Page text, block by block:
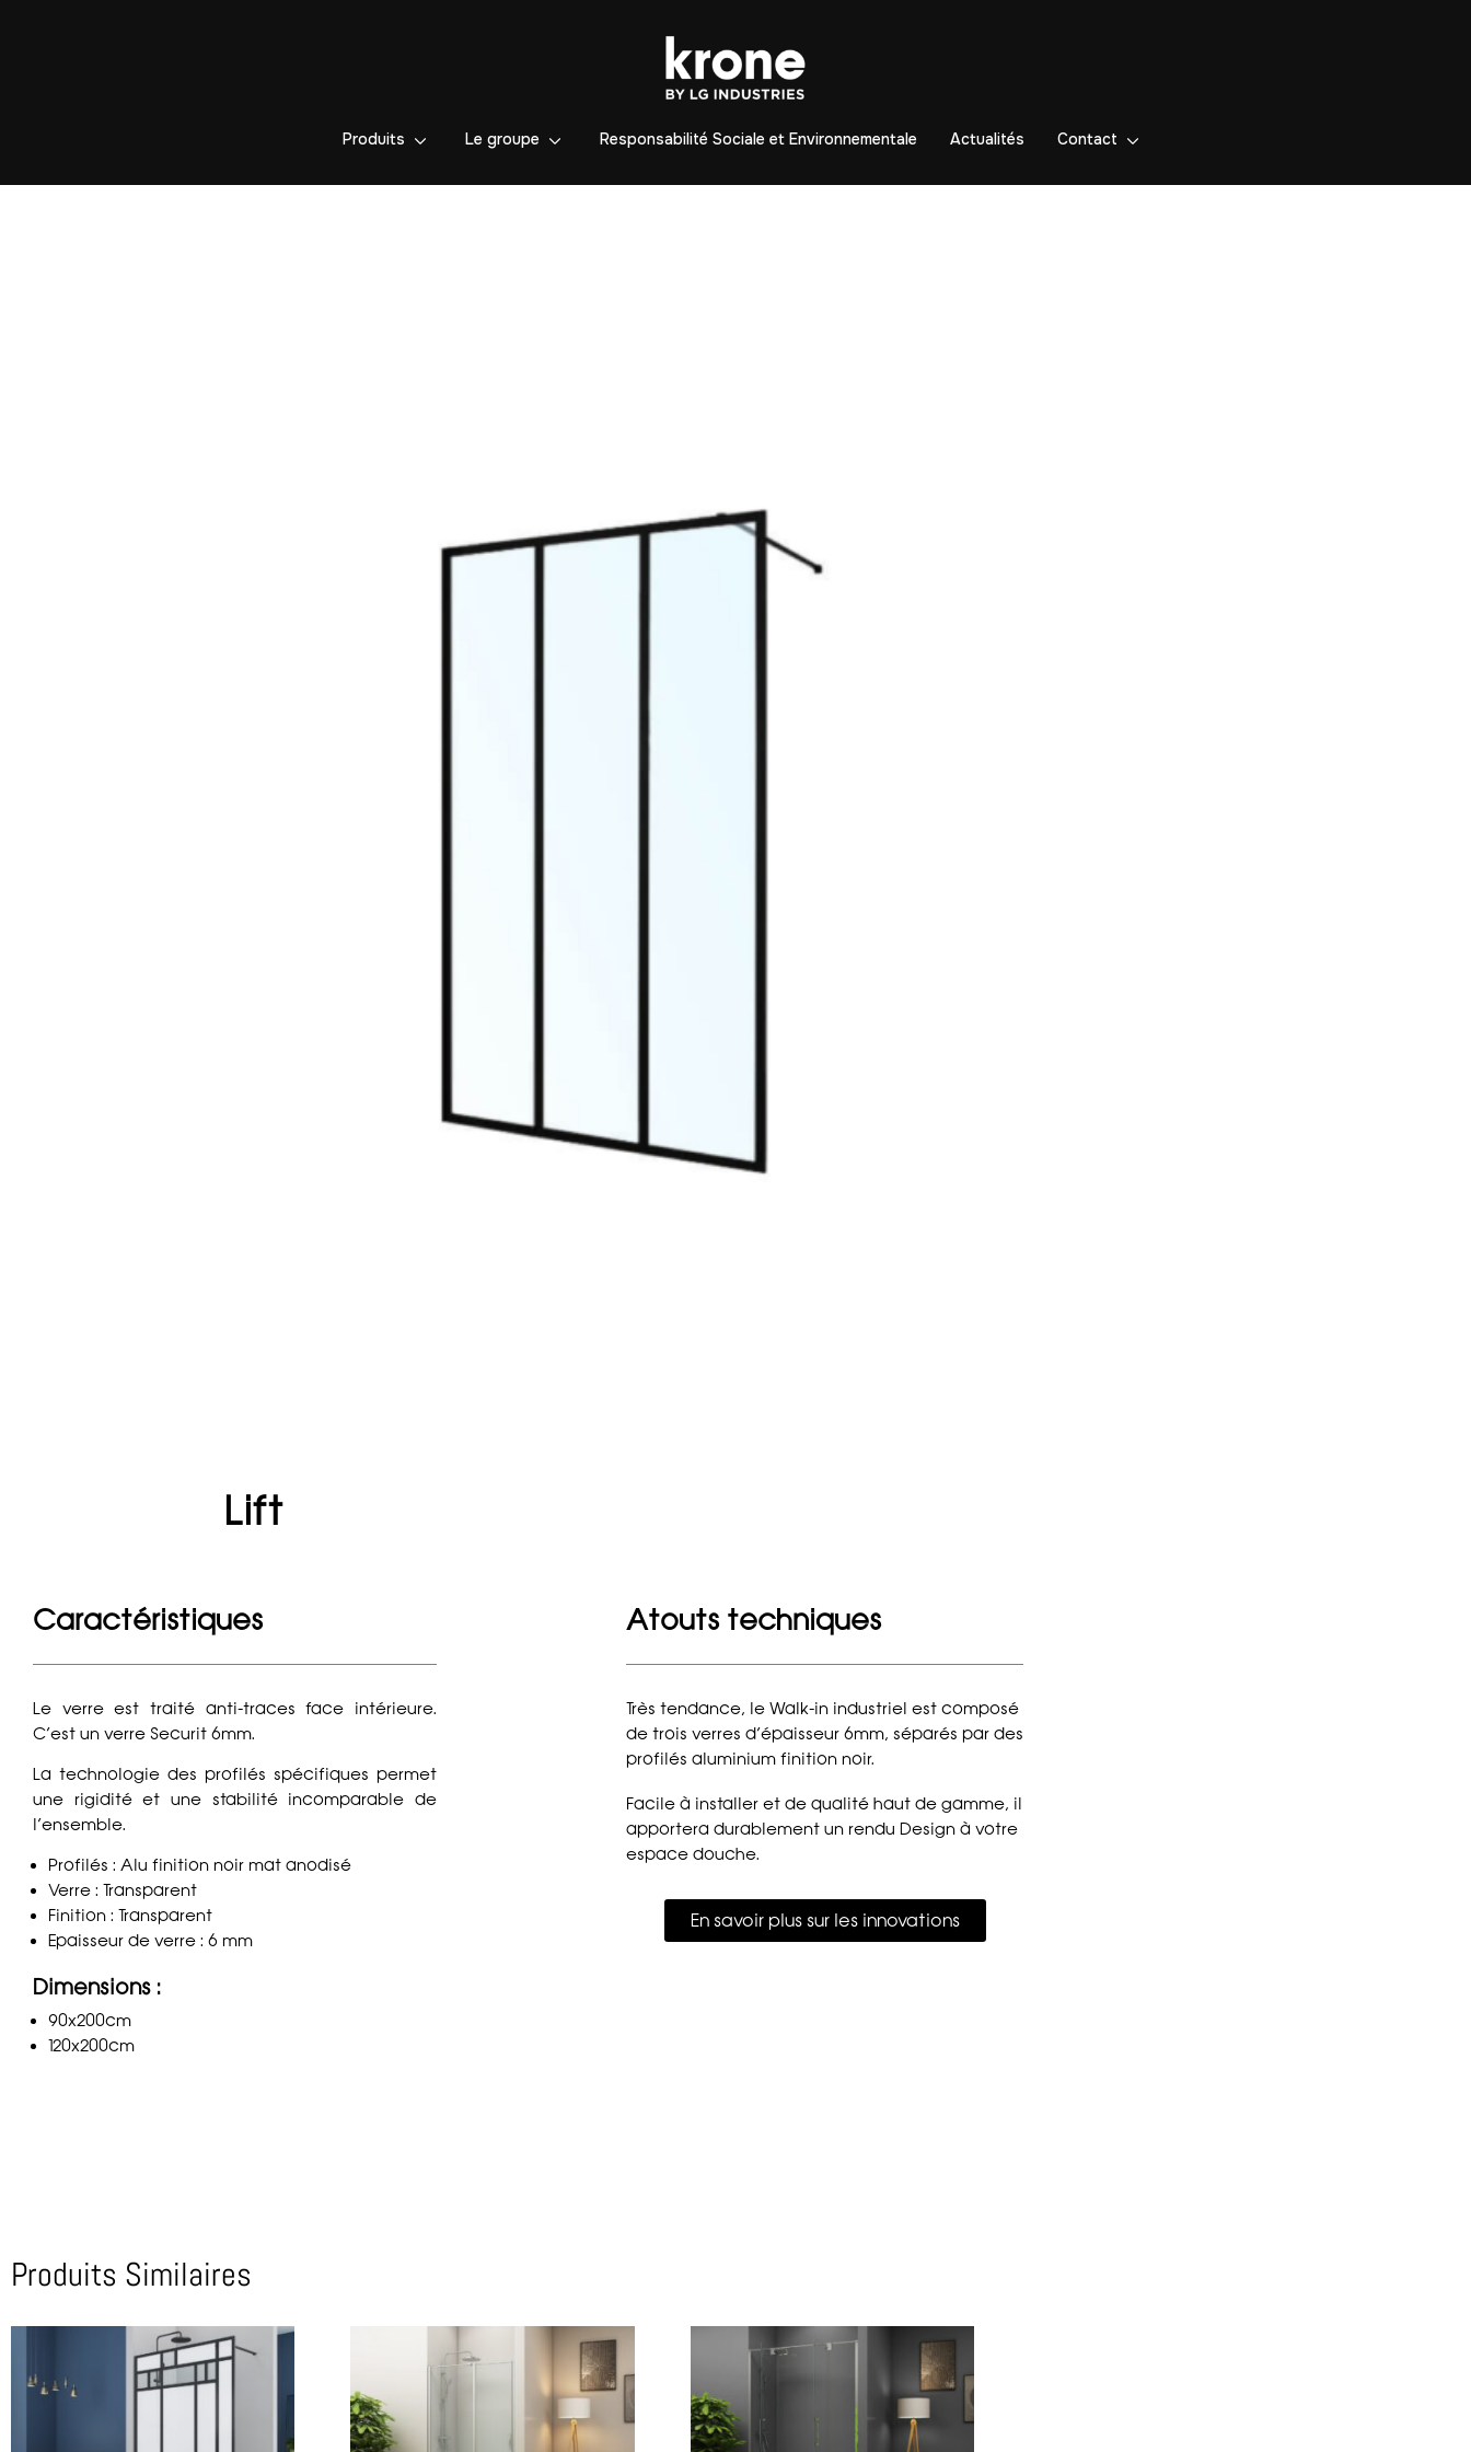
Produits Le groupe Responsabilité Sociale et Environnementale Actualités Contact
Lift
Caractéristiques
Le verre est traité anti-traces face intérieure.
C’est un verre Securit 6mm.
La technologie des profilés spécifiques permet
une rigidité et une stabilité incomparable de
l’ensemble.
Profilés : Alu finition noir mat anodisé
Verre : Transparent
Finition : Transparent
Epaisseur de verre : 6 mm
Dimensions :
90x200cm
120x200cm
Atouts techniques
Très tendance, le Walk-in industriel est composé
de trois verres d’épaisseur 6mm, séparés par des
profilés aluminium finition noir.
Facile à installer et de qualité haut de gamme, il
apportera durablement un rendu Design à votre
espace douche.
En savoir plus sur les innovations
Produits Similaires